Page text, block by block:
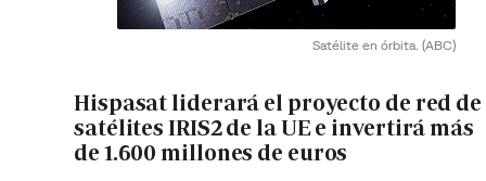
Satélite en órbita. (ABC)
Hispasat liderará el proyecto de red de
satélites IRIS2 de la UE e invertirá más
de 1.600 millones de euros